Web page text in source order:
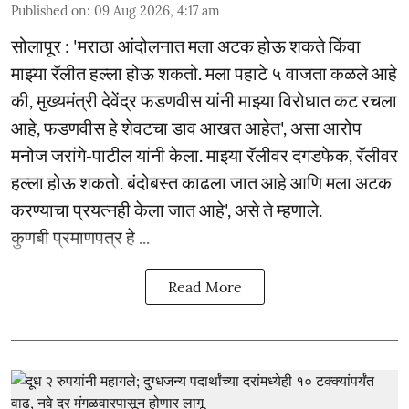
Published on: 09 Aug 2026, 4:17 am
सोलापूर : 'मराठा आंदोलनात मला अटक होऊ शकते किंवा
माझ्या रॅलीत हल्ला होऊ शकतो. मला पहाटे ५ वाजता कळले आहे
की, मुख्यमंत्री देवेंद्र फडणवीस यांनी माझ्या विरोधात कट रचला
आहे, फडणवीस हे शेवटचा डाव आखत आहेत', असा आरोप
मनोज जरांगे-पाटील यांनी केला. माझ्या रॅलीवर दगडफेक, रॅलीवर
हल्ला होऊ शकतो. बंदोबस्त काढला जात आहे आणि मला अटक
करण्याचा प्रयत्नही केला जात आहे', असे ते म्हणाले.
कुणबी प्रमाणपत्र हे ...
Read More